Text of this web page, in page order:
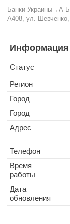
Банки Украины→ А-
A408, ул. Шевченко,
Информация
Статус
Регион
Город
Город
Адрес
Телефон
Время
работы
Дата
обновления